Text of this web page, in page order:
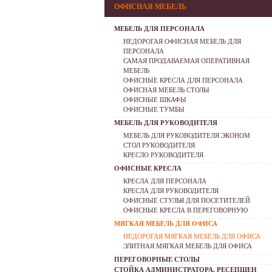
ОФИСНАЯ МЕБЕЛЬ
МЕБЕЛЬ ДЛЯ ПЕРСОНАЛА
НЕДОРОГАЯ ОФИСНАЯ МЕБЕЛЬ ДЛЯ
ПЕРСОНАЛА
САМАЯ ПРОДАВАЕМАЯ ОПЕРАТИВНАЯ
МЕБЕЛЬ
ОФИСНЫЕ КРЕСЛА ДЛЯ ПЕРСОНАЛА
ОФИСНАЯ МЕБЕЛЬ СТОЛЫ
ОФИСНЫЕ ШКАФЫ
ОФИСНЫЕ ТУМБЫ
МЕБЕЛЬ ДЛЯ РУКОВОДИТЕЛЯ
МЕБЕЛЬ ДЛЯ РУКОВОДИТЕЛЯ ЭКОНОМ
СТОЛ РУКОВОДИТЕЛЯ
КРЕСЛО РУКОВОДИТЕЛЯ
ОФИСНЫЕ КРЕСЛА
КРЕСЛА ДЛЯ ПЕРСОНАЛА
КРЕСЛА ДЛЯ РУКОВОДИТЕЛЯ
ОФИСНЫЕ СТУЛЬЯ ДЛЯ ПОСЕТИТЕЛЕЙ
ОФИСНЫЕ КРЕСЛА В ПЕРЕГОВОРНУЮ
МЯГКАЯ МЕБЕЛЬ ДЛЯ ОФИСА
НЕДОРОГАЯ МЯГКАЯ МЕБЕЛЬ ДЛЯ ОФИСА
ЭЛИТНАЯ МЯГКАЯ МЕБЕЛЬ ДЛЯ ОФИСА
ПЕРЕГОВОРНЫЕ СТОЛЫ
СТОЙКА АДМИНИСТРАТОРА, РЕСЕПШЕН